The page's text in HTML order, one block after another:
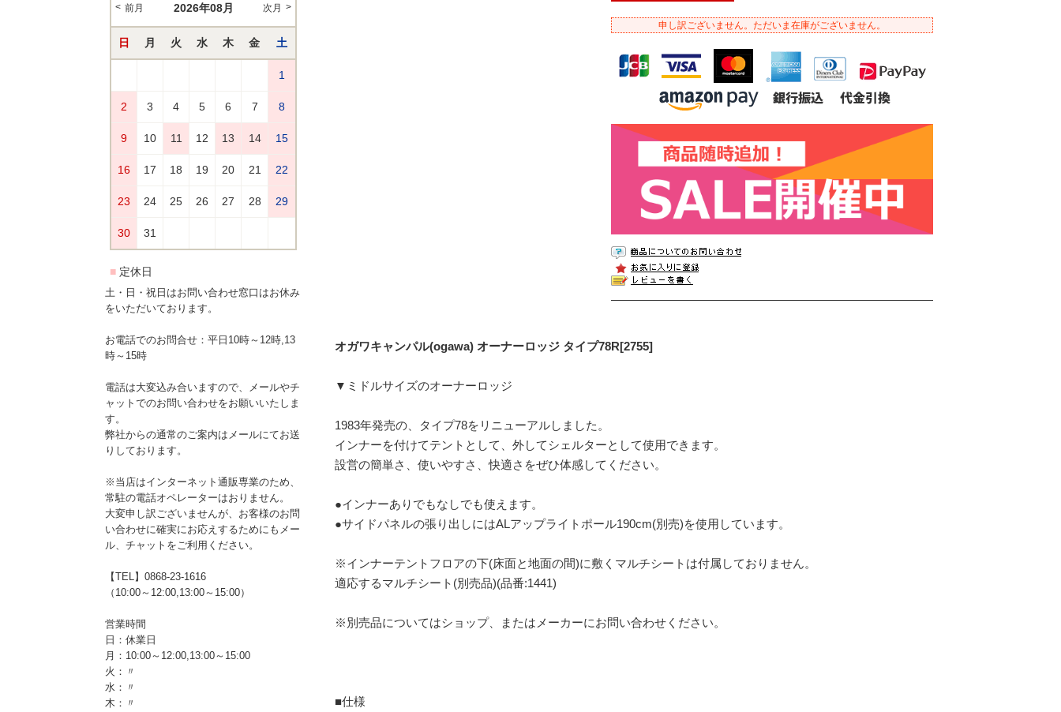
土・日・祝日はお問い合わせ窓口はお休み
をいただいております。
お電話でのお問合せ：平日10時～12時,13
時～15時
電話は大変込み合いますので、メールやチ
ャットでのお問い合わせをお願いいたしま
す。
弊社からの通常のご案内はメールにてお送
りしております。
※当店はインターネット通販専業のため、
常駐の電話オペレーターはおりません。
大変申し訳ございませんが、お客様のお問
い合わせに確実にお応えするためにもメー
ル、チャットをご利用ください。
【TEL】0868-23-1616
（10:00～12:00,13:00～15:00）
営業時間
日：休業日
月：10:00～12:00,13:00～15:00
火：〃
水：〃
木：〃
申し訳ございません。ただいま在庫がございません。
オガワキャンパル(ogawa) オーナーロッジ タイプ78R[2755]
▼ミドルサイズのオーナーロッジ
1983年発売の、タイプ78をリニューアルしました。
インナーを付けてテントとして、外してシェルターとして使用できます。
設営の簡単さ、使いやすさ、快適さをぜひ体感してください。
●インナーありでもなしでも使えます。
●サイドパネルの張り出しにはALアップライトポール190cm(別売)を使用しています。
※インナーテントフロアの下(床面と地面の間)に敷くマルチシートは付属しておりません。
適応するマルチシート(別売品)(品番:1441)
※別売品についてはショップ、またはメーカーにお問い合わせください。
■仕様